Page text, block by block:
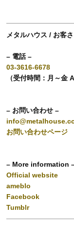
メタルハウス / お客
– 電話 –
03-3616-6678
（受付時間：月～金
– お問い合わせ –
お問い合わせページ
– More information
Official website
ameblo
Facebook
Tumblr